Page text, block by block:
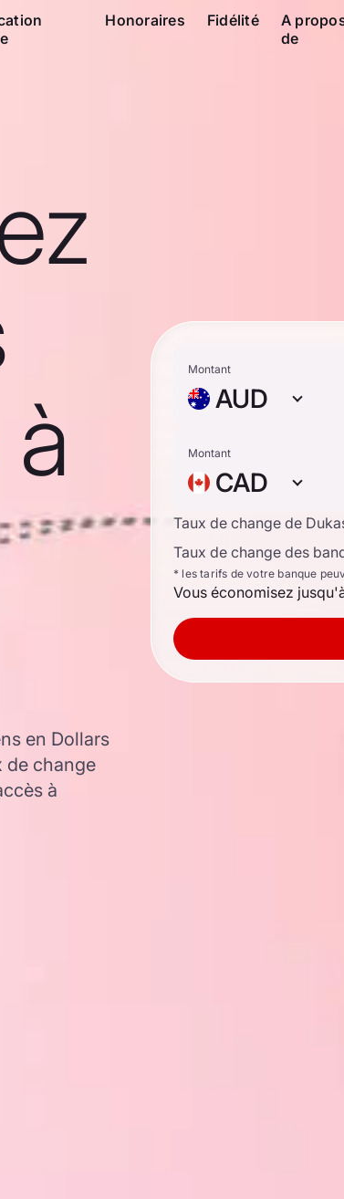
Honoraires Fidélité
A
de
en Dollars
de change
à
Montant
AUD
Montant
CAD
Taux de change de
Taux de change des
* les tarifs de votre banque
Vous économisez